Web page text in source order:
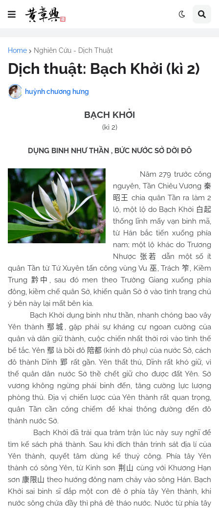
Home Nghiên Cứu - Dịch Thuật
Dịch thuật: Bạch Khởi (kì 2)
huỳnh chương hưng
BẠCH KHỞI
(kì 2)
DỤNG BINH NHƯ THẦN , BỨC NƯỚC SỞ DỜI ĐÔ
Năm 279 trước công
nguyên, Tần Chiêu Vương 秦
昭王 chia quân Tần ra làm 2
lộ, một lộ do Bạch Khởi 白起
thống lĩnh mấy vạn binh mã,
từ Hán bắc tiến xuống phía
nam; một lộ khác do Trương
Nhược 张若
dẫn một số ít
quân Tần từ Tứ Xuyên tấn công vùng Vu 巫, Trách 笮, Kiềm
Trung 黔中 , sau đó men theo Trường Giang xuống phía
đông, kiềm chế quân Sở, khiến quân Sở ở vào tình trạng chú
ý bên này lại mất bên kia.
Bạch Khởi dụng binh như thần, nhanh chóng bao vây
Yên thành鄢城 , gặp phải sự kháng cự ngoan cường của
quân và dân giữ thành, cuộc chiến nhất thời rơi vào tình thế
bế tắc. Yên 鄢 là bồi đô 陪都 (kinh đô phụ) của nước Sở, cách
đô thành Dĩnh 郢 rất gần. Yên thất thủ, Dĩnh rất khó giữ, vì
thế quân dân nước Sở thề chết giữ cho được đất Yên. Sở
vương không ngừng phái binh đến, tăng cường lực lượng
phòng thủ. Địa vị chiến lược của Yên thành rất quan trọng,
quân Tần cần công chiếm để khai thông đường đến đô
thành nước Sở.
Bạch Khởi đã trải qua trăm trận lúc này suy nghĩ để
tìm kế sách phá thành. Sau khi đích thân trinh sát địa lí của
Yên thành, quyết tâm dùng kế thuỷ công. Phía tây Yên
thành có sông Yên, từ Kinh sơn 荆山 cùng với Khương Hạn
sơn 康限山 theo hướng đông nam chảy vào sông Hán. Bạch
Khởi sai binh sĩ đắp một con đê ở phía tây Yên thành, khi
nước sông chứa đầy thì phá đê tháo nước. Nước từ phía tây